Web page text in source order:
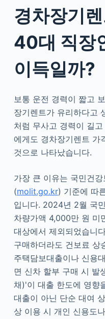
경차장기
40대 직장
이득일까?
보통 운전 경력이 짧고
장기렌트가 유리하다고
처럼 무사고 경력이 길
에게도 경차장기렌트 가
것으로 나타났습니다.
가장 큰 이유는 국민건
(molit.go.kr) 기준에 따
입니다. 2024년 2월 국
차량가액 4,000만 원 미
대상에서 제외되었습니
구매하더라도 건보료 상
주택담보대출이나 신용
면 신차 할부 구매 시 발
채)'이 대출 한도에 영향
대출이 아닌 단순 대여
상 이용 시 개인 신용도